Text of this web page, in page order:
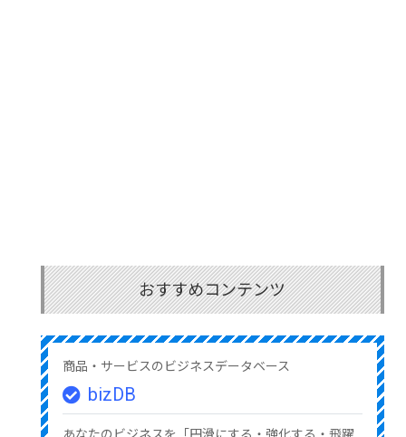
おすすめコンテンツ
商品・サービスのビジネスデータベース
bizDB